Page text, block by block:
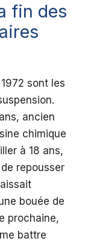
fin des
sont les
ancien
chimique
à 18 ans,
repousser
bouée de
prochaine,
battre